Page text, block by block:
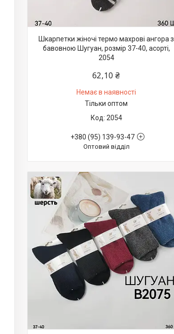
Шкарпетки жіночі термо махрові ангора з
бавовною Шугуан, розмір 37-40, асорті,
2054
62,10 ₴
Немає в наявності
Тільки оптом
2054
+380 (95) 139-93-47
Оптовий відділ